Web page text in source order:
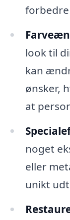
forbedre
look til
kan
ønsker,
at
noget
eller
unikt